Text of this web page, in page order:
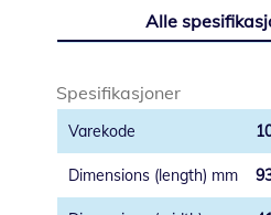
av
Alle
Spesifikasjoner